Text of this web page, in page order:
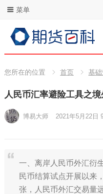
菜单
您所在的位置 首页 基
人民币汇率避险工具之
博易大师 2021年5月22日
一、离岸人民币外汇衍
民币结算试点开展以来
张，人民币外汇交易量